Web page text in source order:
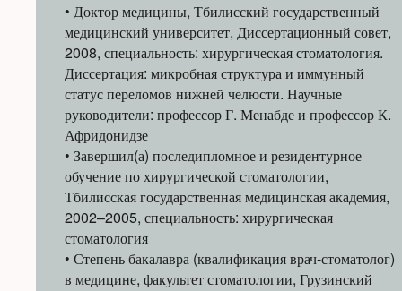
• Доктор медицины, Тбилисский государственный
медицинский университет, Диссертационный совет,
2008, специальность: хирургическая стоматология.
Диссертация: микробная структура и иммунный
статус переломов нижней челюсти. Научные
руководители: профессор Г. Менабде и профессор К.
Афридонидзе
• Завершил(а) последипломное и резидентурное
обучение по хирургической стоматологии,
Тбилисская государственная медицинская академия,
2002–2005, специальность: хирургическая
стоматология
• Степень бакалавра (квалификация врач-стоматолог)
в медицине, факультет стоматологии, Грузинский